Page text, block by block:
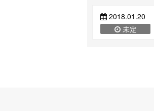
2018.01.20
未定